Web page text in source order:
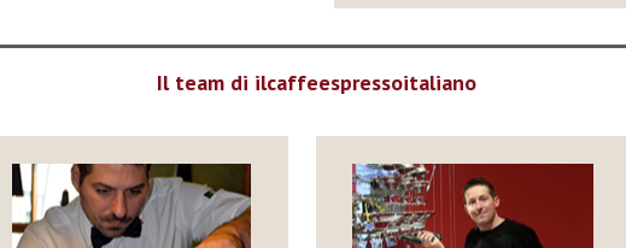
Il team di ilcaffeespressoitaliano